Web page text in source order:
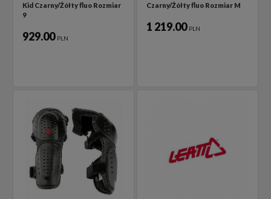
Kid Czarny/Żółty fluo Rozmiar
9
929.00 PLN
Czarny/Żółty fluo Rozmiar M
1 219.00 PLN